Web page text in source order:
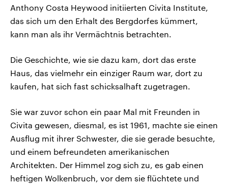
Anthony Costa Heywood initiierten Civita Institute,
das sich um den Erhalt des Bergdorfes kümmert,
kann man als ihr Vermächtnis betrachten.
Die Geschichte, wie sie dazu kam, dort das erste
Haus, das vielmehr ein einziger Raum war, dort zu
kaufen, hat sich fast schicksalhaft zugetragen.
Sie war zuvor schon ein paar Mal mit Freunden in
Civita gewesen, diesmal, es ist 1961, machte sie einen
Ausflug mit ihrer Schwester, die sie gerade besuchte,
und einem befreundeten amerikanischen
Architekten. Der Himmel zog sich zu, es gab einen
heftigen Wolkenbruch, vor dem sie flüchtete und